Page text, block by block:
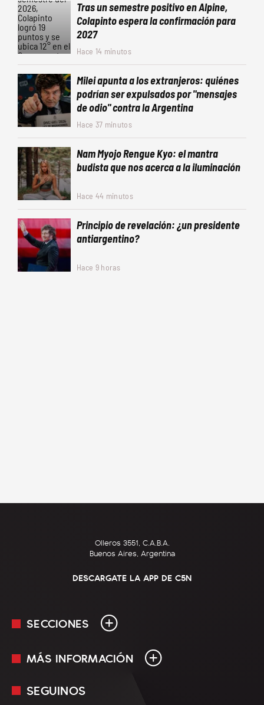
Tras un semestre positivo en Alpine,
Colapinto espera la confirmación para
2027
Hace 14 minutos
Milei apunta a los extranjeros: quiénes
podrían ser expulsados por "mensajes
de odio" contra la Argentina
Hace 37 minutos
Nam Myojo Rengue Kyo: el mantra
budista que nos acerca a la iluminación
Hace 44 minutos
Principio de revelación: ¿un presidente
antiargentino?
Hace 9 horas
Olleros 3551, C.A.B.A.
Buenos Aires, Argentina
DESCARGATE LA APP DE C5N
SECCIONES
En Vivo
MÁS INFORMACIÓN
Mediakit
SEGUINOS